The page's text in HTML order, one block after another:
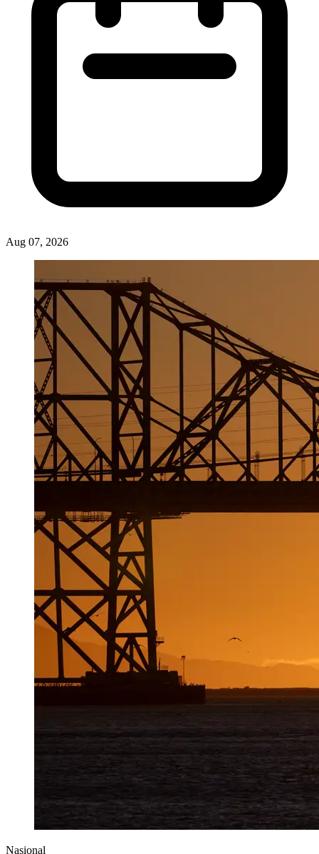
Aug 07, 2026
Nasional